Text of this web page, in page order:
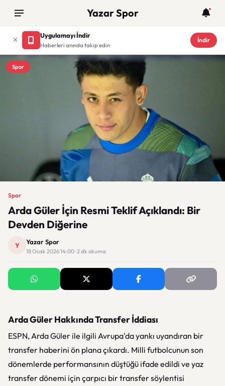
Yazar Spor
Uygulamayı İndir
Haberleri anında takip edin
İndir
Spor
Spor
Arda Güler İçin Resmi Teklif Açıklandı: Bir
Devden Diğerine
Y Yazar Spor
18 Ocak 2026 14:00 · 2 dk okuma
Arda Güler Hakkında Transfer İddiası
ESPN, Arda Güler ile ilgili Avrupa'da yankı uyandıran bir
transfer haberini ön plana çıkardı. Milli futbolcunun son
dönemlerde performansının düştüğü ifade edildi ve yaz
transfer dönemi için çarpıcı bir transfer söylentisi